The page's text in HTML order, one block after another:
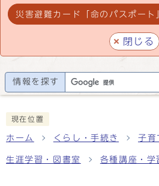
災害避難カード「命のパスポート
閉じる
情報を探す
現在位置
ホーム くらし・手続き 子育
生涯学習・図書室 各種講座・学